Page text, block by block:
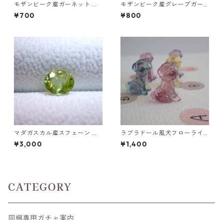
モザンビーク産ガーネット ト
リリアントカットルース 0.9ct
前後 6mm*6mm前後
¥700
モザンビーク産グレープガー
ネット オーバルカットルース
0.3ct前後 5 mm*3mm前後
¥800
マダガスカル産スフェーン オ
ーバルカットルース 1.03ct 6.
3mm*5.3mm*3.6mm
¥3,000
ラブラドール風犬フローライ
ト彫刻 A~E 2.8g前後 高さ18.8
mm前後
¥1,400
CATEGORY
同梱専用ガチャ案内